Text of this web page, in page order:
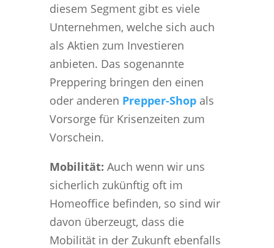
diesem Segment gibt es viele
Unternehmen, welche sich auch
als Aktien zum Investieren
anbieten. Das sogenannte
Preppering bringen den einen
oder anderen Prepper-Shopals
Vorsorge für Krisenzeiten zum
Vorschein.
Mobilität: Auch wenn wir uns
sicherlich zukünftig oft im
Homeoffice befinden, so sind wir
davon überzeugt, dass die
Mobilität in der Zukunft ebenfalls